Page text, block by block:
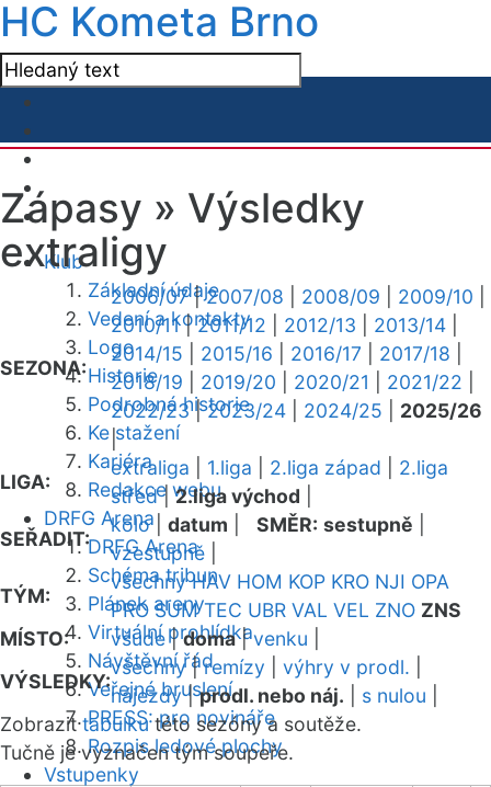
HC Kometa Brno
Klub
Základní údaje
Vedení a kontakty
Logo
Historie
Podrobná historie
Ke stažení
Kariéra
Redakce webu
DRFG Arena
DRFG Arena
Schéma tribun
Plánek areny
Virtuální prohlídka
Návštěvní řád
Veřejné bruslení
PRESS: pro novináře
Rozpis ledové plochy
Vstupenky
Zápasy » Výsledky
extraligy
SEZONA:
2006/07|2007/08 2008/09 2009/10
2010/11|2011/12 2012/13 2013/14
2014/15
2015/16 2016/17 2017/18
2018/19
2019/20 2020/21 2021/22
2022/23|2023/24 2024/25
2025/26
|
LIGA:
extraliga 1.liga 2.liga západ
2.liga
střed|2.liga východ
SEŘADIT:
kolo| datum SMĚR: sestupně
vzestupně
TÝM:
všechny HAV HOM KOP KRO NJI OPA
PRO SUM TEC UBR VAL VEL ZNO ZNS
MÍSTO:
všude|doma|venku
VÝSLEDKY:
všechny|remízy výhry v prodl.
nájezdy|prodl. nebo náj. s nulou
Zobrazittabulkutéto sezóny a soutěže.
Tučně je vyznačen tým soupeře.